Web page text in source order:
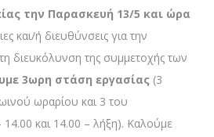
την Παρασκευή 13/5 και ώρα
και/ή διευθύνσεις για την
διευκόλυνση της συμμετοχής των
3ωρη στάση εργασίας (3
ωραρίου και 3 του
και 14.00 – λήξη). Καλούμε